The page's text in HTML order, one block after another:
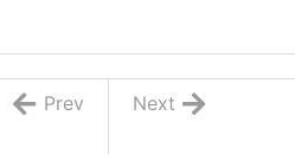
Next
Prev